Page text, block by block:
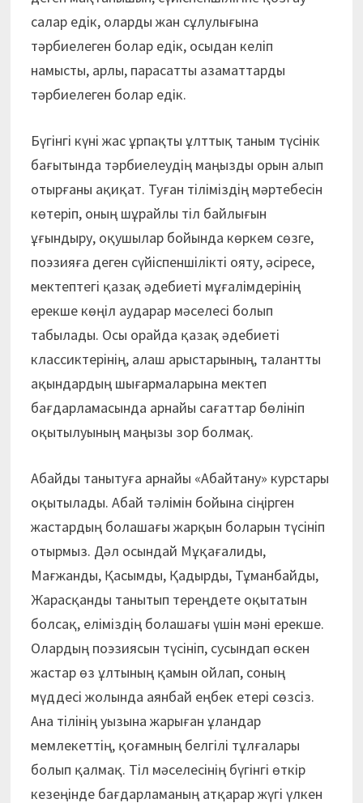
салар едік, оларды жан сұлулығына
тәрбиелеген болар едік, осыдан келіп
намысты, арлы, парасатты азаматтарды
тәрбиелеген болар едік.
Бүгінгі күні жас ұрпақты ұлттық таным түсінік
бағытында тәрбиелеудің маңызды орын алып
отырғаны ақиқат. Туған тіліміздің мәртебесін
көтеріп, оның шұрайлы тіл байлығын
ұғындыру, оқушылар бойында көркем сөзге,
поэзияға деген сүйіспеншілікті ояту, әсіресе,
мектептегі қазақ әдебиеті мұғалімдерінің
ерекше көңіл аударар мәселесі болып
табылады. Осы орайда қазақ әдебиеті
классиктерінің, алаш арыстарының, талантты
ақындардың шығармаларына мектеп
бағдарламасында арнайы сағаттар бөлініп
оқытылуының маңызы зор болмақ.
Абайды танытуға арнайы «Абайтану» курстары
оқытылады. Абай тәлімін бойына сіңірген
жастардың болашағы жарқын боларын түсініп
отырмыз. Дәл осындай Мұқағалиды,
Мағжанды, Қасымды, Қадырды, Тұманбайды,
Жарасқанды танытып тереңдете оқытатын
болсақ, еліміздің болашағы үшін мәні ерекше.
Олардың поэзиясын түсініп, сусындап өскен
жастар өз ұлтының қамын ойлап, соның
мүддесі жолында аянбай еңбек етері сөзсіз.
Ана тілінің уызына жарыған ұландар
мемлекеттің, қоғамның белгілі тұлғалары
болып қалмақ. Тіл мәселесінің бүгінгі өткір
кезеңінде бағдарламаның атқарар жүгі үлкен